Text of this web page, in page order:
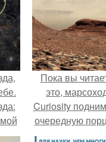
Пока вы
это,
Curiosity
очередную